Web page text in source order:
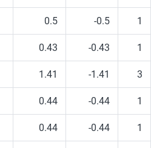
0.5 -0.5 1
0.43 -0.43 1
1.41 -1.41 3
0.44 -0.44 1
0.44 -0.44 1